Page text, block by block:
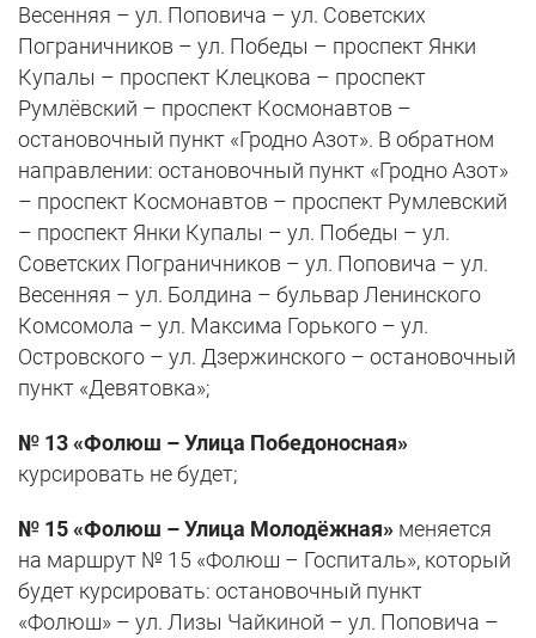
Весенняя – ул. Поповича – ул. Советских
Пограничников – ул. Победы – проспект Янки
Купалы – проспект Клецкова – проспект
Румлёвский – проспект Космонавтов –
остановочный пункт «Гродно Азот». В обратном
направлении: остановочный пункт «Гродно Азот»
– проспект Космонавтов – проспект Румлевский
– проспект Янки Купалы – ул. Победы – ул.
Советских Пограничников – ул. Поповича – ул.
Весенняя – ул. Болдина – бульвар Ленинского
Комсомола – ул. Максима Горького – ул.
Островского – ул. Дзержинского – остановочный
пункт «Девятовка»;
№ 13 «Фолюш – Улица Победоносная»
курсировать не будет;
№ 15 «Фолюш – Улица Молодёжная» меняется
на маршрут № 15 «Фолюш – Госпиталь», который
будет курсировать: остановочный пункт
«Фолюш» – ул. Лизы Чайкиной – ул. Поповича –